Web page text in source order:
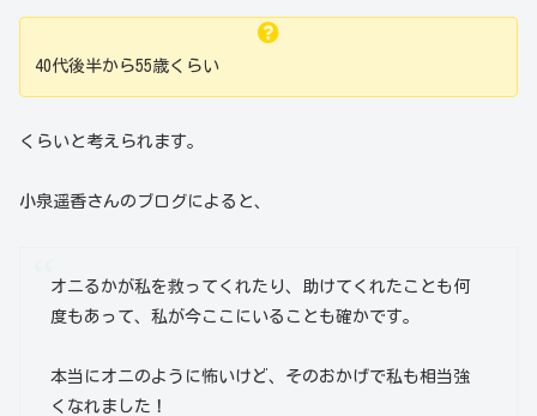
40代後半から55歳くらい
くらいと考えられます。
小泉遥香さんのブログによると、
オニるかが私を救ってくれたり、助けてくれたことも何
度もあって、私が今ここにいることも確かです。
本当にオニのように怖いけど、そのおかげで私も相当強
くなれました！